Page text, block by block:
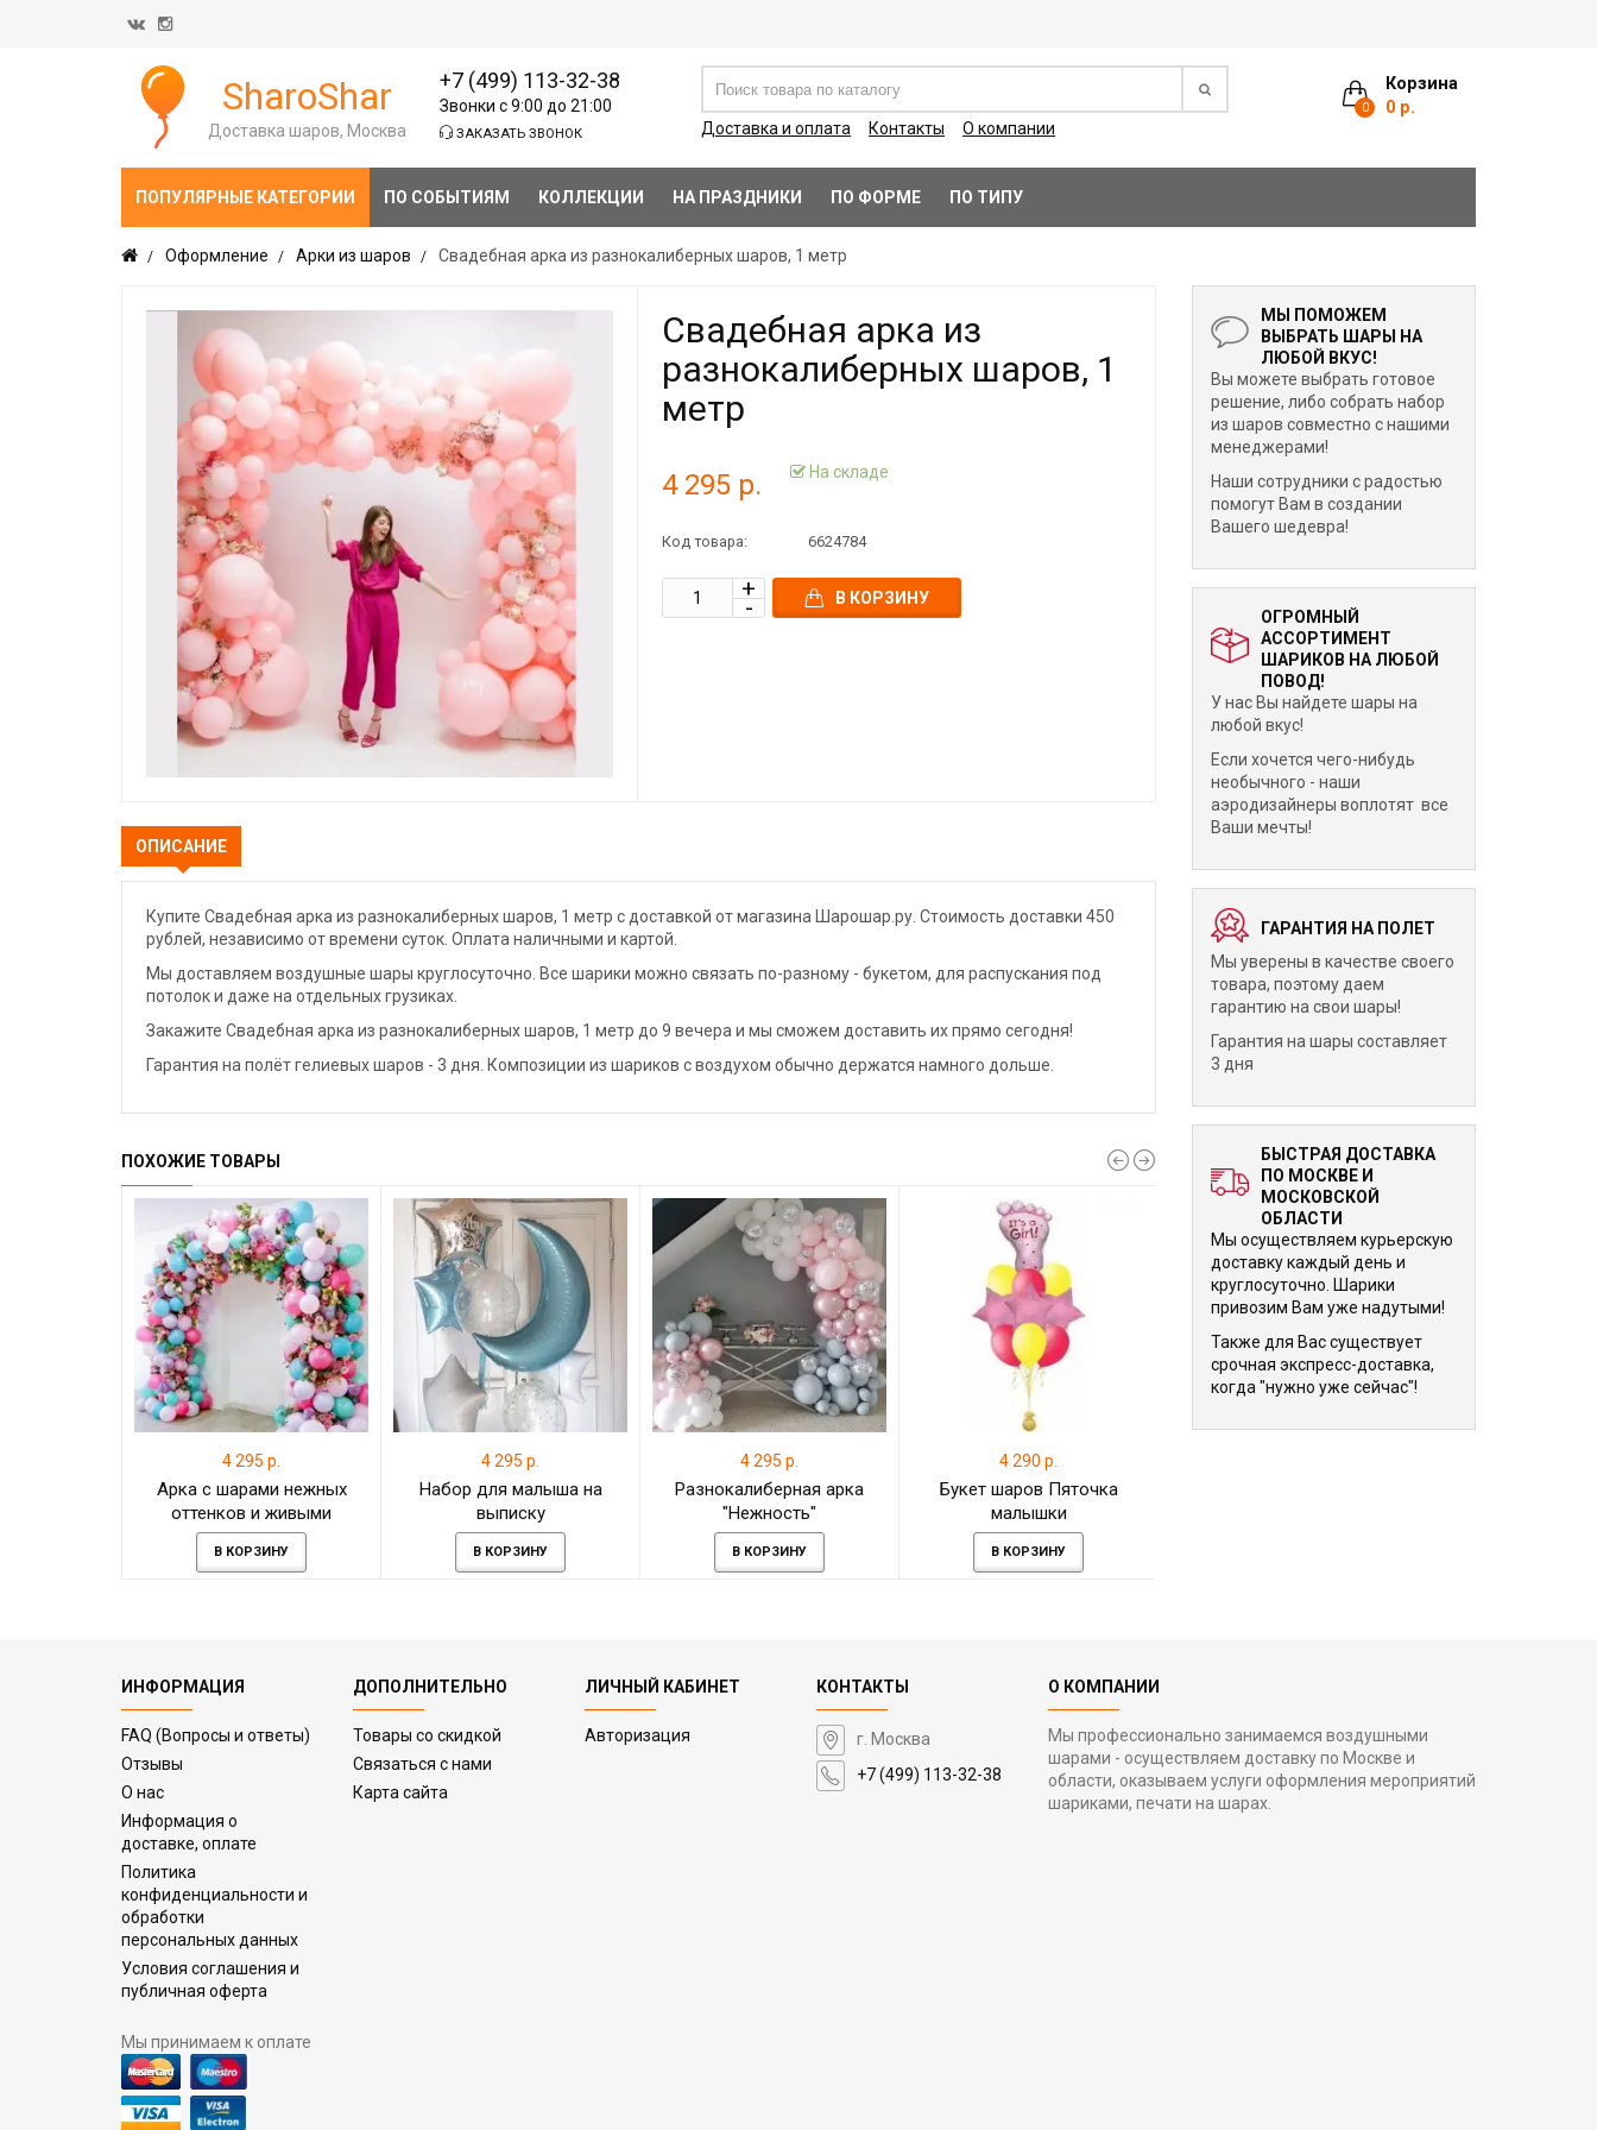
Корзина
0 0 р.
SharoShar
Доставка шаров, Москва
+7 (499) 113-32-38
Звонки с 9:00 до 21:00
ЗАКАЗАТЬ ЗВОНОК Доставка и оплата Контакты О компании
ПОПУЛЯРНЫЕ КАТЕГОРИИ ПО СОБЫТИЯМ КОЛЛЕКЦИИ НА ПРАЗДНИКИ ПО ФОРМЕ ПО ТИПУ
Оформление Арки из шаров Свадебная арка из разнокалиберных шаров, 1 метр
Свадебная арка из
разнокалиберных шаров, 1
метр
4 295 р. На складе
Код товара: 6624784
В КОРЗИНУ
ОПИСАНИЕ
Купите Свадебная арка из разнокалиберных шаров, 1 метр с доставкой от магазина Шарошар.ру. Стоимость доставки 450
рублей, независимо от времени суток. Оплата наличными и картой.
Мы доставляем воздушные шары круглосуточно. Все шарики можно связать по-разному - букетом, для распускания под
потолок и даже на отдельных грузиках.
Закажите Свадебная арка из разнокалиберных шаров, 1 метр до 9 вечера и мы сможем доставить их прямо сегодня!
Гарантия на полёт гелиевых шаров - 3 дня. Композиции из шариков с воздухом обычно держатся намного дольше.
ПОХОЖИЕ ТОВАРЫ
4 295 р.
Арка с шарами нежных
оттенков и живыми
цветами, 1 метр
В КОРЗИНУ
4 295 р.
Набор для малыша на
выписку
В КОРЗИНУ
4 295 р.
Разнокалиберная арка
"Нежность"
В КОРЗИНУ
4 290 р.
Букет шаров Пяточка
малышки
В КОРЗИНУ
МЫ ПОМОЖЕМ
ВЫБРАТЬ ШАРЫ НА
ЛЮБОЙ ВКУС!
Вы можете выбрать готовое
решение, либо собрать набор
из шаров совместно с нашими
менеджерами!
Наши сотрудники с радостью
помогут Вам в создании
Вашего шедевра!
ОГРОМНЫЙ
АССОРТИМЕНТ
ШАРИКОВ НА ЛЮБОЙ
ПОВОД!
У нас Вы найдете шары на
любой вкус!
Если хочется чего-нибудь
необычного - наши
аэродизайнеры воплотят все
Ваши мечты!
ГАРАНТИЯ НА ПОЛЕТ
Мы уверены в качестве своего
товара, поэтому даем
гарантию на свои шары!
Гарантия на шары составляет
3 дня
БЫСТРАЯ ДОСТАВКА
ПО МОСКВЕ И
МОСКОВСКОЙ
ОБЛАСТИ
Мы осуществляем курьерскую
доставку каждый день и
круглосуточно. Шарики
привозим Вам уже надутыми!
Также для Вас существует
срочная экспресс-доставка,
когда "нужно уже сейчас"!
ИНФОРМАЦИЯ
FAQ (Вопросы и ответы)
Отзывы
О нас
Информация о
доставке, оплате
Политика
конфиденциальности и
обработки
персональных данных
Условия соглашения и
публичная оферта
Мы принимаем к оплате
ДОПОЛНИТЕЛЬНО
Товары со скидкой
Связаться с нами
Карта сайта
ЛИЧНЫЙ КАБИНЕТ
Авторизация
КОНТАКТЫ
г. Москва
+7 (499) 113-32-38
О КОМПАНИИ
Мы профессионально занимаемся воздушными
шарами - осуществляем доставку по Москве и
области, оказываем услуги оформления мероприятий
шариками, печати на шарах.